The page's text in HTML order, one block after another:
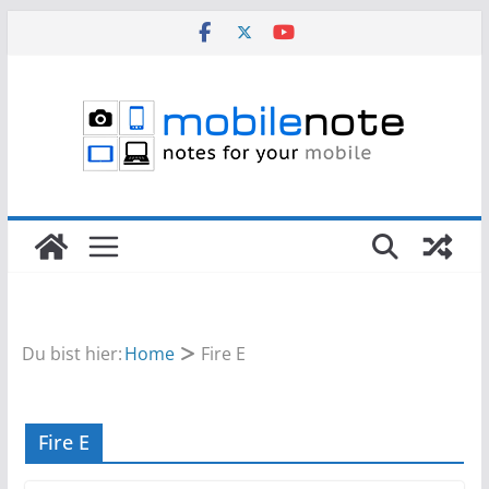
Du bist hier:Home Fire E
Fire E